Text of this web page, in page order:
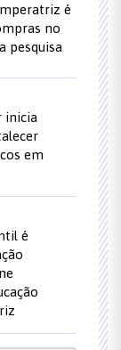
é
no
pesquisa
inicia
em
é